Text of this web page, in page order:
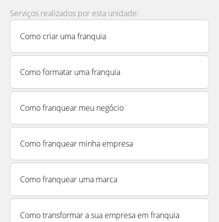
Serviços realizados por esta unidade:
Como criar uma franquia
Como formatar uma franquia
Como franquear meu negócio
Como franquear minha empresa
Como franquear uma marca
Como transformar a sua empresa em franquia